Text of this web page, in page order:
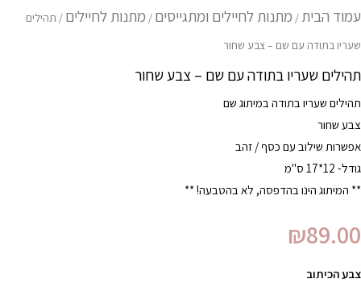
עמוד הבית / מתנות לחיילים ומתגייסים / מתנות לחיילים / תהילים
שעריו בתודה עם שם – צבע שחור
תהילים שעריו בתודה עם שם – צבע שחור
תהילים שעריו בתודה במיתוג שם
צבע שחור
אפשרות שילוב עם כסף / זהב
גודל- 12*17 ס"מ
** המיתוג הינו בהדפסה, לא בהטבעה! **
₪89.00
צבע הכיתוב
שעריו
עם
שם
-
צבע
שחור